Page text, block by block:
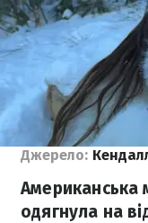
Джерело:
одягнула на